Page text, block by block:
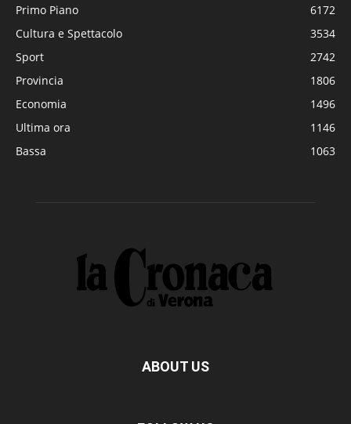
Primo Piano
6172
Cultura e Spettacolo
3534
Sport
2742
Provincia
1806
Economia
1496
Ultima ora
1146
Bassa
1063
ABOUT US